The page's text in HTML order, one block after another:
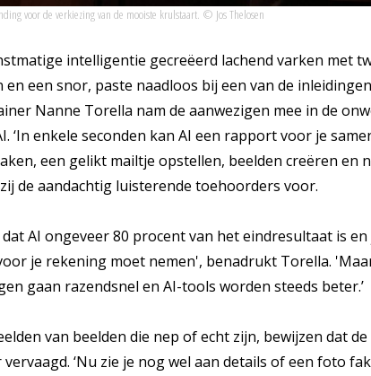
voor de verkiezing van de mooiste krulstaart. © Jos Thelosen
intelligentie gecreëerd lachend varken met
een snor, paste naadloos bij een van de
Nanne Torella nam de aanwezigen mee in de
‘In enkele seconden kan AI een rapport voor je
een gelikt mailtje opstellen, beelden creëren en
zij de aandachtig luisterende toehoorders voor.
dat AI ongeveer 80 procent van het eindresultaat is en
je rekening moet nemen', benadrukt Torella.
gaan razendsnel en AI-tools worden steeds beter.’
van beelden die nep of echt zijn, bewijzen dat de
vervaagd. ‘Nu zie je nog wel aan details of een foto